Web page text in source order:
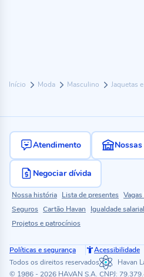
Início Moda Masculino Jaquetas
Atendimento
Negociar dívida
Nossa história Lista de presentes
Seguros Cartão Havan Igualdade salarial
Projetos e patrocínios
Políticas e segurança Acessibilidade
Todos os direitos reservados
Havan
© 1986 - 2026 HAVAN S.A. CNPJ: